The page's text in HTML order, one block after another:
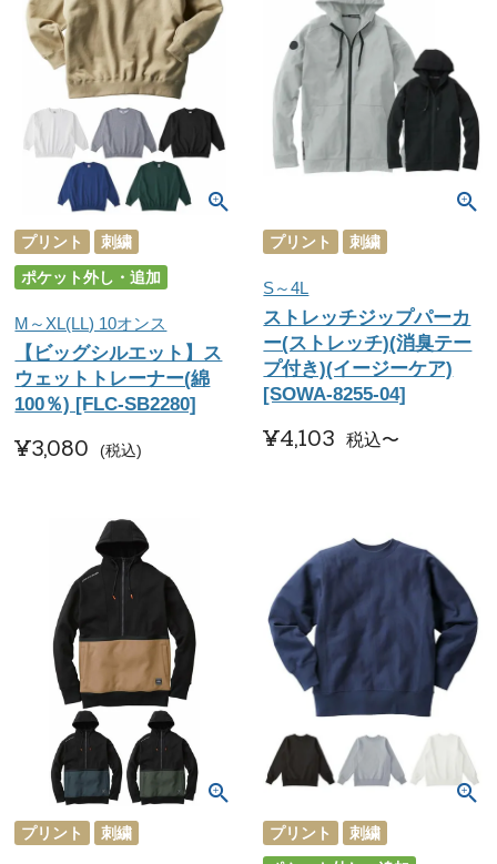
プリント
刺繍
ポケット外し・追加
M～XL(LL) 10オンス
【ビッグシルエット】ス
ウェットトレーナー(綿
100％) [FLC-SB2280]
¥3,080 税込
プリント 刺繍
S～4L
ストレッチジップパーカ
ー(ストレッチ)(消臭テー
プ付き)(イージーケア)
[SOWA-8255-04]
¥4,103 税込〜
プリント 刺繍 プリント
刺繍